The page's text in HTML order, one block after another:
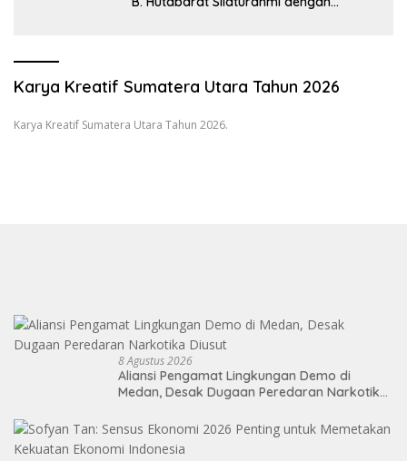
Karya Kreatif Sumatera Utara Tahun 2026
Karya Kreatif Sumatera Utara Tahun 2026.
8 Agustus 2026
Aliansi Pengamat Lingkungan Demo di
Medan, Desak Dugaan Peredaran Narkotika